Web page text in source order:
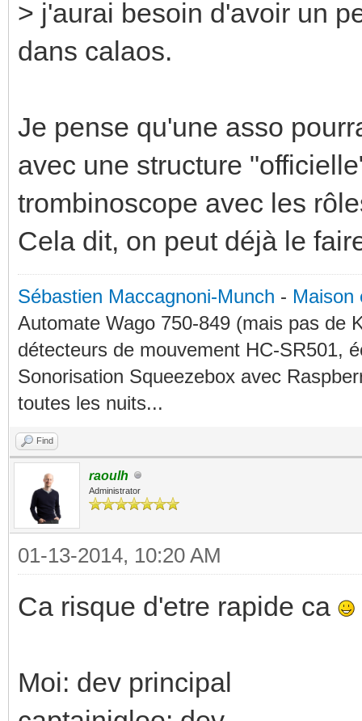
> j'aurai besoin d'avoir un
dans calaos.
Je pense qu'une asso
avec une structure
trombinoscope avec les
Cela dit, on peut déjà le
Sébastien Maccagnoni-Munch - Maison
Automate Wago 750-849 (mais pas de
détecteurs de mouvement HC-SR501,
Sonorisation Squeezebox avec
toutes les nuits...
Find
raoulh
Administrator
01-13-2014, 10:20 AM
Ca risque d'etre rapide ca
Moi: dev principal